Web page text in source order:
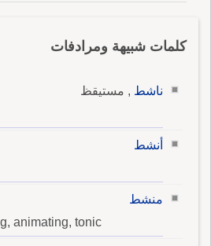
كلمات شبيهة ومرادفات
ناشط , مستيقظ
أنشط
منشط
animating, tonic